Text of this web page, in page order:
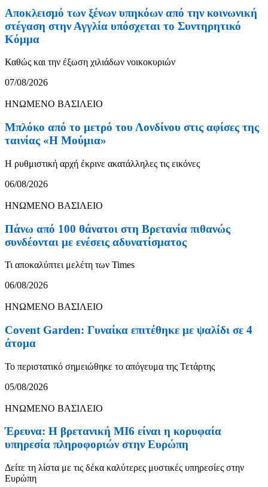
Αποκλεισμό των ξένων υπηκόων από την κοινωνική
στέγαση στην Αγγλία υπόσχεται το Συντηρητικό
Κόμμα
Καθώς και την έξωση χιλιάδων νοικοκυριών
07/08/2026
ΗΝΩΜΕΝΟ ΒΑΣΙΛΕΙΟ
Μπλόκο από το μετρό του Λονδίνου στις αφίσες της
ταινίας «Η Μούμια»
Η ρυθμιστική αρχή έκρινε ακατάλληλες τις εικόνες
06/08/2026
ΗΝΩΜΕΝΟ ΒΑΣΙΛΕΙΟ
Πάνω από 100 θάνατοι στη Βρετανία πιθανώς
συνδέονται με ενέσεις αδυνατίσματος
Τι αποκαλύπτει μελέτη των Times
06/08/2026
ΗΝΩΜΕΝΟ ΒΑΣΙΛΕΙΟ
Covent Garden: Γυναίκα επιτέθηκε με ψαλίδι σε 4
άτομα
Το περιστατικό σημειώθηκε το απόγευμα της Τετάρτης
05/08/2026
ΗΝΩΜΕΝΟ ΒΑΣΙΛΕΙΟ
Έρευνα: Η βρετανική MI6 είναι η κορυφαία
υπηρεσία πληροφοριών στην Ευρώπη
Δείτε τη λίστα με τις δέκα καλύτερες μυστικές υπηρεσίες στην
Ευρώπη